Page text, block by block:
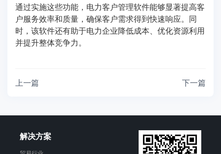
通过实施这些功能，电力客户管理软件能够显著提高客
户服务效率和质量，确保客户需求得到快速响应。同
时，该软件还有助于电力企业降低成本、优化资源利用
并提升整体竞争力。
上一篇 下一篇
解决方案